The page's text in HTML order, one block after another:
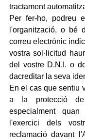
tractament
Per fer-ho, podreu
l'organització, o bé
correu electrònic
vostra sol·licitud
del vostre D.N.I. o
dacreditar la seva
En el cas que sentiu
a la protecció de
especialment
l'exercici dels
reclamació davant